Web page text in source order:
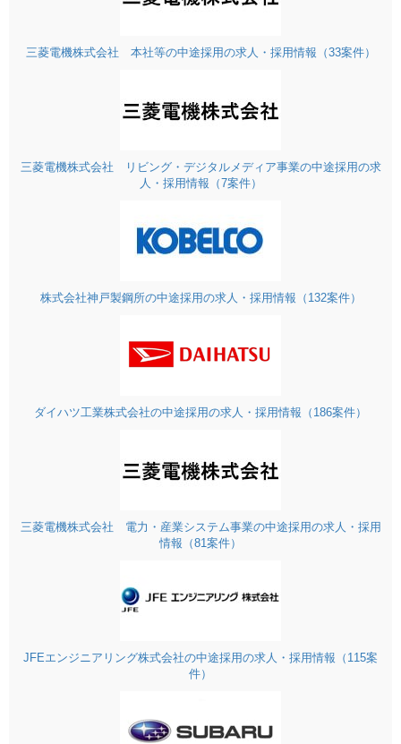
三菱電機株式会社 本社等の中途採用の求人・採用情報（33案件）
三菱電機株式会社 リビング・デジタルメディア事業の中途採用の求
人・採用情報（7案件）
株式会社神戸製鋼所の中途採用の求人・採用情報（132案件）
ダイハツ工業株式会社の中途採用の求人・採用情報（186案件）
三菱電機株式会社 電力・産業システム事業の中途採用の求人・採用
情報（81案件）
JFEエンジニアリング株式会社の中途採用の求人・採用情報（115案
件）